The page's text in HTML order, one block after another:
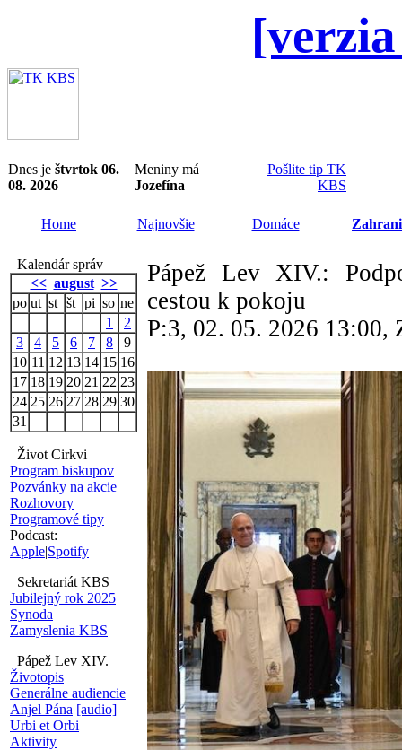
Dnes je štvrtok 06.
08. 2026
Meniny má
Jozefína
Pošlite tip TK
KBS
Home Najnovšie Domáce
Kalendár správ
<< august >>
po ut st št pi so ne
1
2
3
4 5 6 7 8
9
10 11 12 13 14 15 16
17 18 19 20 21 22 23
24 25 26 27 28 29 30
31
Život Cirkvi
Program biskupov
Pozvánky na akcie
Rozhovory
Programové tipy
Podcast:
Apple|Spotify
Sekretariát KBS
Jubilejný rok 2025
Synoda
Zamyslenia KBS
Pápež Lev XIV.
Životopis
Generálne audiencie
Anjel Pána [audio]
Urbi et Orbi
Aktivity
Pápež Lev XIV.:
cestou k pokoju
P:3, 02. 05. 2026 13:00,